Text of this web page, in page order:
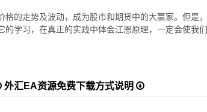
的走势及波动，成为股市和期货中的大赢家。但是
学习，在真正的实践中体会江恩原理，一定会使我们
外汇EA资源免费下载方式说明